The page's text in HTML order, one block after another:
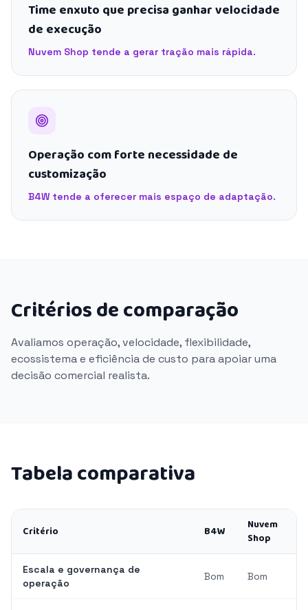
Time enxuto que precisa ganhar velocidade
de execução
Nuvem Shop tende a gerar tração mais rápida.
Operação com forte necessidade de
customização
B4W tende a oferecer mais espaço de adaptação.
Critérios de comparação
Avaliamos operação, velocidade, flexibilidade,
ecossistema e eficiência de custo para apoiar uma
decisão comercial realista.
Tabela comparativa
Critério B4W
Nuvem
Shop
Escala e governança de
operação
Bom Bom